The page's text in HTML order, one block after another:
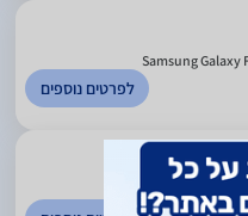
לפרטים נוספים